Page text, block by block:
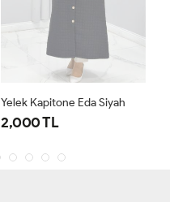
Yelek Kapitone Eda Siyah
2,000 TL